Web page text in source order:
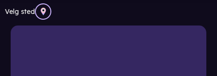
Velg sted